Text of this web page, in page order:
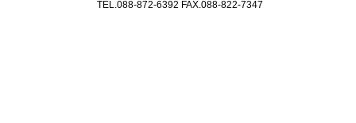
TEL.088-872-6392 FAX.088-822-7347